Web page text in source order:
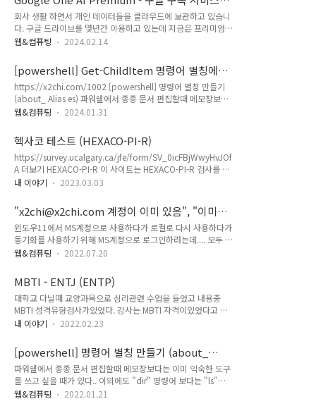
국 하얼빈 42021-0..
할 수 있는 것을 확인하고 조치 하였
다.https://learn.microsoft.com/en-us/windows-
server/storage/file-server/enable-insecure-guest-logons-
smb2-and-smb3?tabs=powershell 방법1시작을 선택 하
템플릿 / 네트워크 / Lanman 워크스테..
의 AI 옵션 (Gemini)
회사 생활 하면서 개인 데이터들을 클라우드에 보관하고 있습니
다. 구글 드라이브를 몇년간 이용하고 있는데 지금은 프리미엄
2TB 요금제로 가족과 공유 하여 사용하고 있습니다. 얼마전 구
제가 나와있더군요. 현재 요금제는 2TB 기준 1년 119,000원
입니다. AI로 변경시 년 요금제는 안되고 월요금제로 변경해야
되네요. 2개월 무료 혜택을 주지만 월 29,000원 이나 지불해야
하네요. (아직 제미나이(바드) 외에는 서비스가 적용되지 않았는
데 .. 그래서 2개월무료 주고 2개월내 적용 하려나?) ChatGPT
하면 싸보이기는 하네요. 구글의 서비스들 Gmail이나 Docs에
서도..
웹&컴퓨팅 2024.02.14
[powershell] Get-ChildItem 명령어 별칭에
윈도우 처럼 파일/폴더 정열하기
https://x2chi.com/1002 [powershell] 명령어 별칭 만들기
(about_ Alias es) 파워쉘에서 종종 문서 편집할때 메모장보다
는 이미 익숙한 도구를 쓰고 싶을 때가 있다.. 이외에도 "dir" 명
지원 하고 있으나 "ll"지 x2chi.com 파워쉘 별칭 만들기에서
"Get-ChildItem" 아이템목록을 "dir", "ll", "ls" 명령어로 별칭
을 만들어 잘 쓰고 있다. 그런데 정열이 아쉬워 함수를 이용해 명
령함수를 만들어 윈도우 디렉토리 이름순 정열이 되도록 작성하
였다. 아래 코드는 "$PROFILE"에 등록하여 서비스시작시 적용
웹&컴퓨팅 2024.01.31
헥사코 테스트 (HEXACO-PI-R)
https://survey.ucalgary.ca/jfe/form/SV_0icFBjWwyHvJOf
A 더보기 HEXACO-PI-R 이 사이트는 HEXACO-PI-R 검사를 받
을 수 있는 곳입니다. 설문지 자체(100개 질문)와 몇 가지 추가
리적 지역, 교육 등)을 작성하는 데 일반적으로 약 15분이 소요
됩니다. 귀하의 응답으로부터 계산된 결과는 작성이 완료된 후
제공됩니다. 귀하의 참여는 자발적이며 언제든지 종료할 수 있습
니다. 중간에 종료할 경우, 귀하의 응답은 연구에 사용되지 않습
니다. 귀하의 응답은 익명성과 비밀이 보장됩니다. 즉 귀하는 이
자만 볼 수 있습니다. 귀하의 자료..
내 이야기 2023.03.03
"x2chi@x2chi.com 계정이 이미 있음", "이미
이 장치의 다른사용자가 이 마이크로소프트 계정
을 사용하므로 여기에 이 계정을 추가할 수 없습
니다."
윈도우11에서 MS계정으로 사용하다가 로컬로 다시 사용하다가
동기화를 사용하기 위해 MS계정으로 로그인하려는데.... 모두 로
그아웃 하고 로컬로 변경했는데 다시 로그인 - 인증 - PC 로그인
음" 이라고 뜨는 데 도데체 어디서 쓰고 있는지 숨겨진 계정말고
는 없는것 같아 찾아보니.... 역시 숨겨저 있더라구요.... 저랑 같
지는 않지만 비슷한 사례를 찾아서 해결 했습니다. 아래 링크 참
고 하세요~! "이미 이 장치의 다른사용자가 이 마이크로소프트
계정을 사용하므로 여기에 이 계정을 추가할 수 없습니다."
kr/windows/forum/all/%EC%9D%B4%EB%AF%B..
웹&컴퓨팅 2022.07.20
MBTI - ENTJ (ENTP)
대학교 다닐때 교양과목으로 심리관련 수업을 들었고 내용중
MBTI 성격유형검사가있었다. 강사는 MBTI 자격이있었다고 기
어난다. 그때 매수업중 일부에서 설문을통한 그룹편성과 그룹별
금 일반화된 설문을 통해 무료로 검사할수 있는 사이트를 통해
본 내 MBTI는 달랐다. 시간에 흐름에 따라 내가 변한것이 클것같
다. 그때는 ENTP 와 ENFP 중간 어디쯤이였던거 같다. ENTP에
조금 더 가까웠었던거 같다. https://x2chi.com/19 MBTI -
ENTP 개괄적 특성 민첩하고 독창적이고 안목이 넓으며 다방면
내 이야기 2022.02.23
[powershell] 명령어 별칭 만들기 (about_
Alias es)
파워쉘에서 종종 문서 편집할때 메모장보다는 이미 익숙한 도구
를 쓰고 싶을 때가 있다.. 이외에도 "dir" 명령어 보다는 "ls"가
익숙 할때가 있다,, 이미 "ls"는 파워쉘에서 지원 하고 있으나
웹&컴퓨팅 2022.01.21